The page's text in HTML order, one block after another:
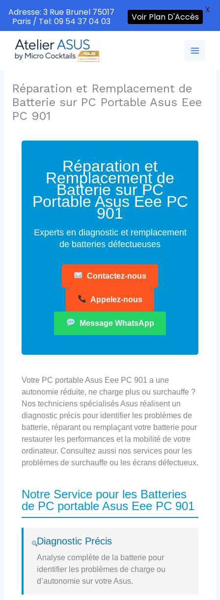
contenu
Réparation et Remplacement de
Batterie sur PC Portable Asus Eee
PC 901
Réparation et
Remplacement de
Batterie sur PC
Portable Asus Eee PC
901
Experts en diagnostic et remplacement
de batteries défectueuses
Contactez-nous
Appelez-nous
Message WhatsApp
Votre PC portable Asus Eee PC 901 a une
autonomie réduite, ne charge plus ou surchauffe ?
Nos techniciens spécialisés Asus réalisent un
diagnostic précis pour identifier les problèmes de
batterie, réparant ou remplaçant votre batterie pour
restaurer les performances et la mobilité de votre
ordinateur. Consultez aussi nos services pour les
problèmes de surchauffe ou les écrans défectueux.
Notre Service pour les Batteries
de PC portable Asus Eee PC 901
Diagnostic Précis
Analyse complète de la batterie pour
identifier les problèmes de charge ou
d’autonomie sur votre Asus.
Adresse: 3 Rue Brunel 75017
Paris / Tel: 09 54 37 04 03
Voir Plan D'Accès
X